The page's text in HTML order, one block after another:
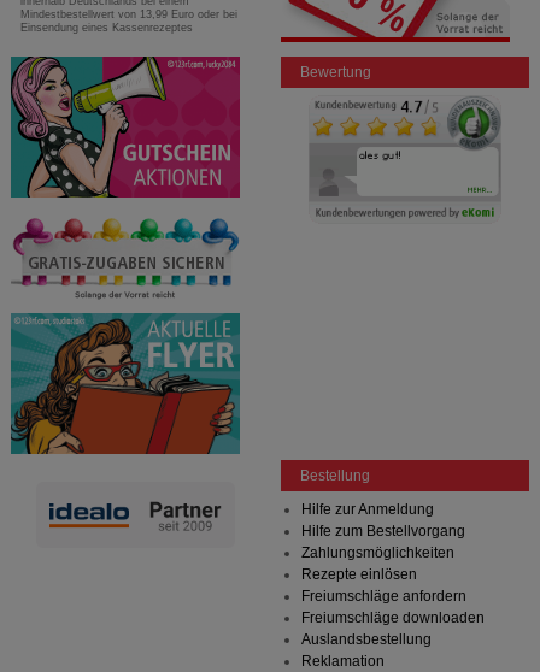
Mindestbestellwert von 13,99 Euro oder bei
Einsendung eines Kassenrezeptes
Bewertung
Bestellung
Hilfe zur Anmeldung
Hilfe zum Bestellvorgang
Zahlungsmöglichkeiten
Rezepte einlösen
Freiumschläge anfordern
Freiumschläge downloaden
Auslandsbestellung
Reklamation